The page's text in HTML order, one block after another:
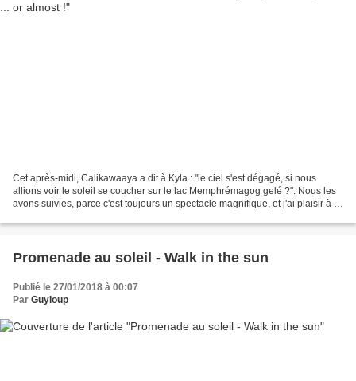
Cet après-midi, Calikawaaya a dit à Kyla : "le ciel s'est dégagé, si nous
allions voir le soleil se coucher sur le lac Memphrémagog gelé ?". Nous les
avons suivies, parce c'est toujours un spectacle magnifique, et j'ai plaisir à le
Promenade au soleil - Walk in the sun
Publié le 27/01/2018 à 00:07
Par Guyloup